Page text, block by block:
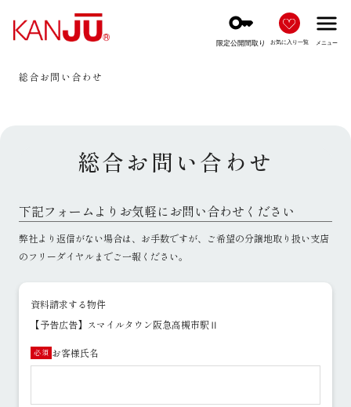
key
限定公開間取り お気に入り一覧
menu
メニュー
総合お問い合わせ
総合お問い合わせ
下記フォームよりお気軽にお問い合わせください
弊社より返信がない場合は、お手数ですが、ご希望の分譲地取り扱い支店
のフリーダイヤルまでご一報ください。
資料請求する物件
【予告広告】スマイルタウン阪急高槻市駅Ⅱ
必須 お客様氏名